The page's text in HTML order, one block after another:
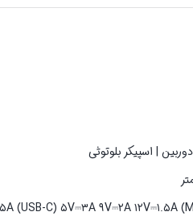
| اسپیکر بلوتوثی